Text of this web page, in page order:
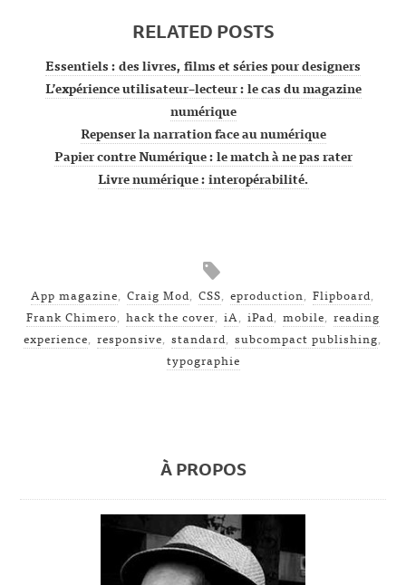
RELATED POSTS
Essentiels : des livres, films et séries pour designers
L’expérience utilisateur–lecteur : le cas du magazine
numérique
Repenser la narration face au numérique
Papier contre Numérique : le match à ne pas rater
Livre numérique : interopérabilité.
App magazine, Craig Mod, CSS, eproduction, Flipboard,
Frank Chimero, hack the cover, iA, iPad, mobile, reading
experience, responsive, standard, subcompact publishing,
typographie
À PROPOS